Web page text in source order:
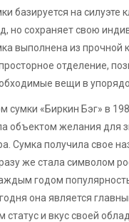
базируется на силуэте
но сохраняет свою
выполнена из прочной
отделение,
вещи в
сумки «Биркин Бэг» в
объектом желания для
Сумка получила свое
же стала символом
годом
она является
и вкус своей